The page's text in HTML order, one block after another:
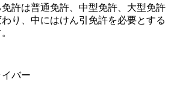
許は普通免許、中型免許、大型免許
り、中にはけん引免許を必要とする
イバー